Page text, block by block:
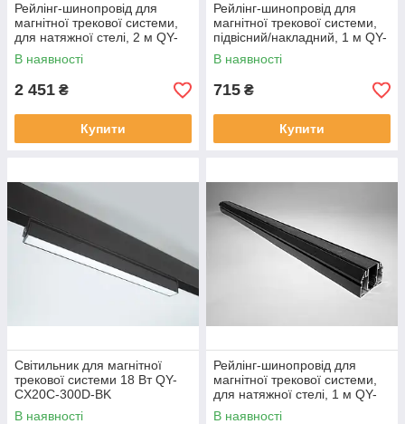
Рейлінг-шинопровід для
магнітної трекової системи,
для натяжної стелі, 2 м QY-
CX104B-20-2M-BK
В наявності
2 451 ₴
Купити
Рейлінг-шинопровід для
магнітної трекової системи,
підвісний/накладний, 1 м QY-
CX102B-20-1M-BK
В наявності
715 ₴
Купити
Світильник для магнітної
трекової системи 18 Вт QY-
CX20C-300D-BK
В наявності
Рейлінг-шинопровід для
магнітної трекової системи,
для натяжної стелі, 1 м QY-
CX104B-20-1M-BK
В наявності